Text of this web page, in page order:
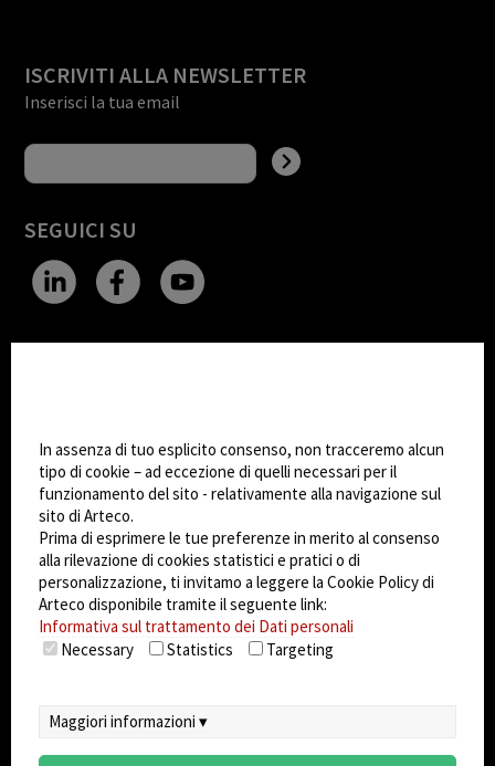
ISCRIVITI ALLA NEWSLETTER
Inserisci la tua email
SEGUICI SU
Dark Mode
© 2026Arteco srl - Società soggetta a direzione
e coordinamento di KRENOVA SRL (Società a
socio unico)
Partita IVA: 02814270399 - Sede Legale: Via Pana
180, 48018 Faenza (RA) Italy - REA: RA - 261533 -
Capitale sociale sottoscritto: €100.000,00
privacy-cookie policy- EULA/DPA
In assenza di tuo esplicito consenso, non tracceremo alcun
tipo di cookie – ad eccezione di quelli necessari per il
funzionamento del sito - relativamente alla navigazione sul
sito di Arteco.
Prima di esprimere le tue preferenze in merito al consenso
alla rilevazione di cookies statistici e pratici o di
personalizzazione, ti invitamo a leggere la Cookie Policy di
Arteco disponibile tramite il seguente link:
Informativa sul trattamento dei Dati personali
Necessary
Statistics Targeting
Maggiori informazioni ▾